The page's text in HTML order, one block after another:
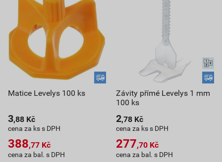
Matice Levelys 100 ks
3,88 Kč
cena za ks s DPH
388,77 Kč
cena za bal. s DPH
Závity přímé Levelys 1 mm
100 ks
2,78 Kč
cena za ks s DPH
277,70 Kč
cena za bal. s DPH